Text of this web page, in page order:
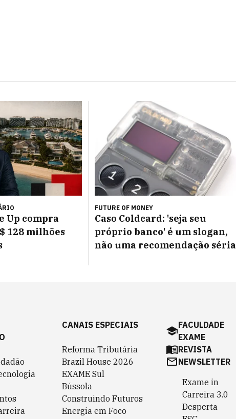
Up compra
128 milhões
FUTURE OF MONEY
Caso Coldcard: 'seja seu
próprio banco' é um slogan,
não uma recomendação séria
CANAIS ESPECIAIS
Reforma Tributária
Brazil House 2026
EXAME Sul
Bússola
Construindo Futuros
Energia em Foco
FACULDADE
EXAME
REVISTA
NEWSLETTER
Exame in
Carreira 3.0
Desperta